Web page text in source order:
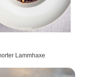
Lammhaxe